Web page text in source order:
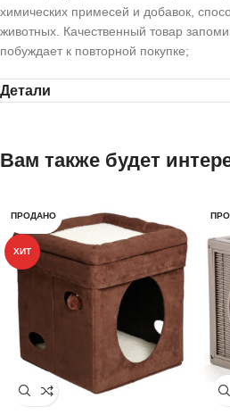
химических примесей и добавок,
животных. Качественный товар
побуждает к повторной покупке;
Детали
Вам также будет
ПРОДАНО
ХИТ